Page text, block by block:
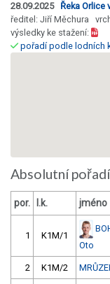
28.09.2025 Řeka Orlice
ředitel: Jiří Měchura
výsledky ke stažení:
pořadí podle lodních
Absolutní pořadí
por. l.k. jméno
1 K1M/1
Oto
2 K1M/2